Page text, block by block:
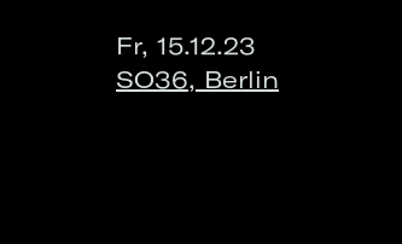
Fr, 15.12.23
SO36, Berlin